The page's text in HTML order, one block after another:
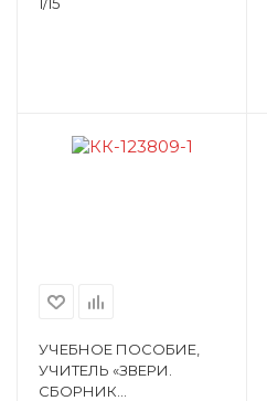
УЧЕБНОЕ ПОСОБИЕ,
УЧИТЕЛЬ «ЗВЕРИ.
СБОРНИК